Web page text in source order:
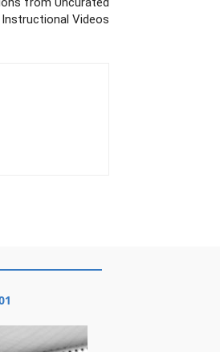
Instructional Videos